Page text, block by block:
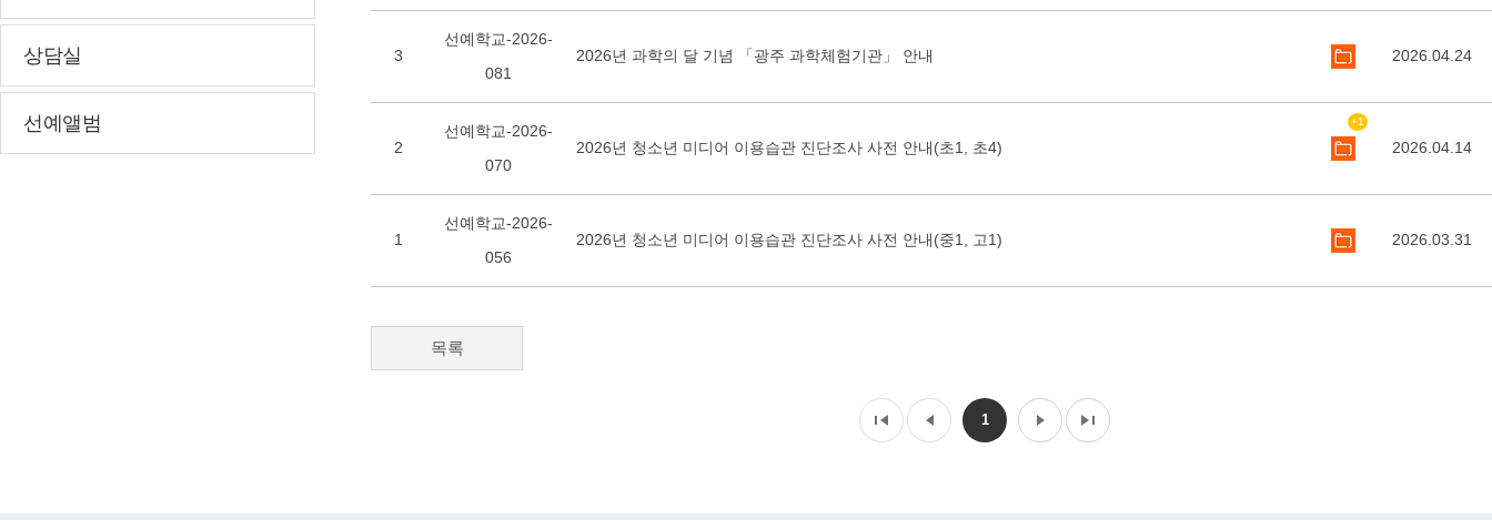
상담실
선예앨범
3
선예학교-2026-
081
2026년 과학의 달 기념 「광주 과학체험기관」 안내 2026.04.24
2
선예학교-2026-
070
2026년 청소년 미디어 이용습관 진단조사 사전 안내(초1, 초4)
+1
2026.04.14
1
선예학교-2026-
056
2026년 청소년 미디어 이용습관 진단조사 사전 안내(중1, 고1) 2026.03.31
목록
1